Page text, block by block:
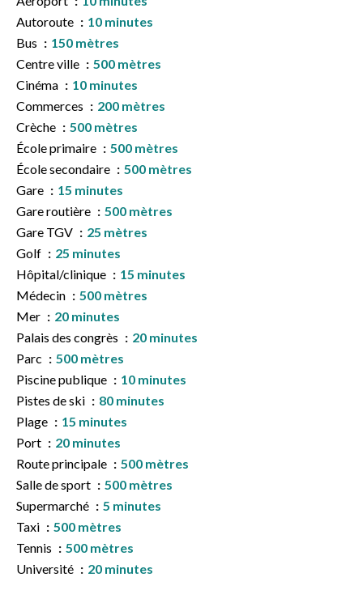
Autoroute
10 minutes
Bus
150 mètres
Centre ville
500 mètres
Cinéma
10 minutes
Commerces
200 mètres
Crèche
500 mètres
École primaire
500 mètres
École secondaire
500 mètres
Gare
15 minutes
Gare routière
500 mètres
Gare TGV
25 mètres
Golf
25 minutes
Hôpital/clinique
15 minutes
Médecin
500 mètres
Mer
20 minutes
Palais des congrès
20 minutes
Parc
500 mètres
Piscine publique
10 minutes
Pistes de ski
80 minutes
Plage
15 minutes
Port
20 minutes
Route principale
500 mètres
Salle de sport
500 mètres
Supermarché
5 minutes
Taxi
500 mètres
Tennis
500 mètres
Université
20 minutes